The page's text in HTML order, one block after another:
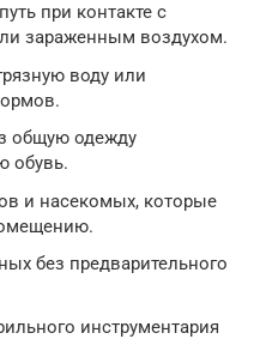
при контакте с
зараженным воздухом.
воду или
общую одежду
обувь.
и насекомых, которые
без предварительного
инструментария